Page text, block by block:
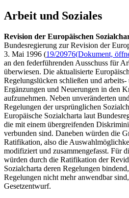
Arbeit und Soziales
Revision der Europäischen
Bundesregierung zur Revision der
3. Mai 1996 (19/20976(Dokument,
an den federführenden Ausschuss für
überwiesen. Die aktualisierte
Regelungslücken schließen und
Ergänzungen und Neuerungen in den
aufzunehmen. Neben unveränderten
Regelungen der ursprünglichen
Europäische Sozialcharta laut
die mit einem übergreifenden
verbunden sind. Daneben würden die
Ratifikation, also die
modifiziert und zusammengefasst. Für
würden durch die Ratifikation der
Sozialcharta deren Regelungen
Regelungen nicht mehr anwendbar
Gesetzentwurf.